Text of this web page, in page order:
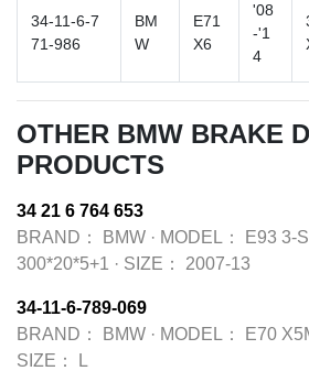
34-11-6-7
71-986
BM
W
E71
X6
'08
-'1
4
OTHER BMW BRAKE
PRODUCTS
34 21 6 764 653
BRAND：
BMW · MODEL： E93 3-
300*20*5+1 · SIZE： 2007-13
34-11-6-789-069
BRAND：
BMW · MODEL： E70
SIZE：
L